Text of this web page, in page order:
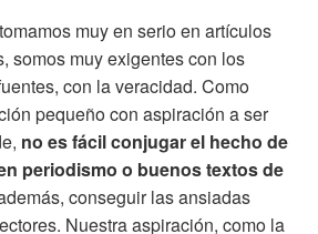
muy en serio en artículos
somos muy exigentes con los
con la veracidad. Como
pequeño con aspiración a ser
no es fácil conjugar el hecho de
periodismo o buenos textos de
conseguir las ansiadas
Nuestra aspiración, como la